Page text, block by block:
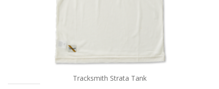
Tracksmith Strata Tank